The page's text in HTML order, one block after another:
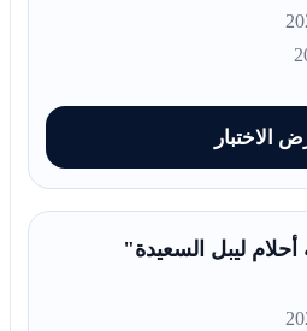
الاختبار
أحلام ليبل السعيدة"